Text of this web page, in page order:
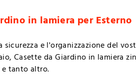
in lamiera per Esterno
e l'organizzazione del
Casette da Giardino in lamiera
e tanto altro.